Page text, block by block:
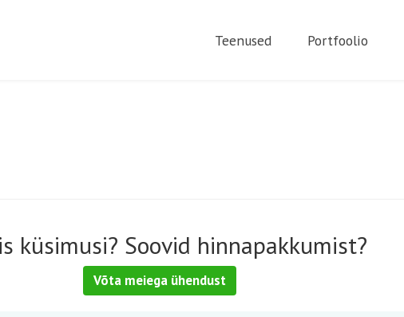
Teenused Portfoolio
küsimusi? Soovid hinnapakkumist?
Võta meiega ühendust